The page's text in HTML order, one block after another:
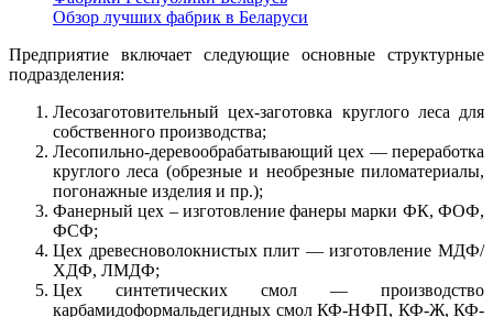
Обзор лучших фабрик в Беларуси
Предприятие включает следующие основные структурные
подразделения:
Лесозаготовительный цех-заготовка круглого леса для
собственного производства;
Лесопильно-деревообрабатывающий цех — переработка
круглого леса (обрезные и необрезные пиломатериалы,
погонажные изделия и пр.);
Фанерный цех – изготовление фанеры марки ФК, ФОФ,
ФСФ;
Цех древесноволокнистых плит — изготовление МДФ/
ХДФ, ЛМДФ;
Цех синтетических смол — производство
карбамидоформальдегидных смол КФ-НФП, КФ-Ж, КФ-